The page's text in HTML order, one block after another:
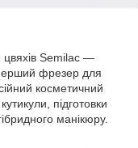
цвяхів Semilac —
фрезер для
косметичний
підготовки
манікюру.